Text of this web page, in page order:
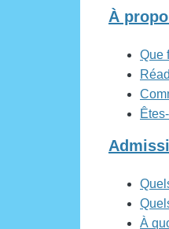
À
Que
À